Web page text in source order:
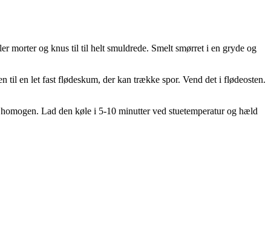
morter og knus til til helt smuldrede. Smelt smørret i en gryde og
til en let fast flødeskum, der kan trække spor. Vend det i flødeosten.
Lad den køle i 5-10 minutter ved stuetemperatur og hæld